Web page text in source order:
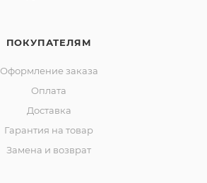
ПОКУПАТЕЛЯМ
Оформление заказа
Оплата
Доставка
Гарантия на товар
Замена и возврат